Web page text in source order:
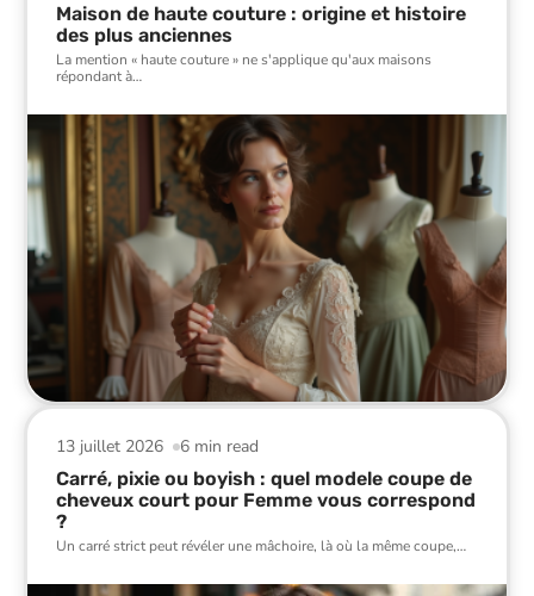
Maison de haute couture : origine et histoire
des plus anciennes
La mention « haute couture » ne s'applique qu'aux maisons
répondant à…
6 min read
13 juillet 2026
Carré, pixie ou boyish : quel modele coupe de
cheveux court pour Femme vous correspond
?
Un carré strict peut révéler une mâchoire, là où la même coupe,…